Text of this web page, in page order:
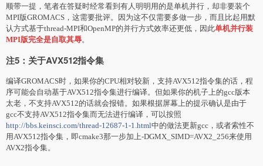
顺带一提，笔者在答疑时经常看到有人明明用的是单机并行，却非要装个
MPI版GROMACS，这需要批评。因为这不仅需要多做一步，而且比起用默
认方式基于thread-MPI和OpenMP的并行方式效率还更低，因此单机并行装
MPI版完全是自取其辱。
注5：关于AVX512指令集
编译GROMACS时，如果你的CPU相对较新，支持AVX512指令集的话，程
序可能会自动基于AVX512指令集进行编译。但如果你的机子上的gcc版本
太老，不支持AVX512的话就会报错。如果根据屏幕上的提示确认是由于
gcc不支持AVX512指令集而无法进行编译，可以按照
http://bbs.keinsci.com/thread-12687-1-1.html中的做法更新gcc，或者索性不
用AVX512指令集，即cmake3那一步加上-DGMX_SIMD=AVX2_256来使用
AVX2指令集。